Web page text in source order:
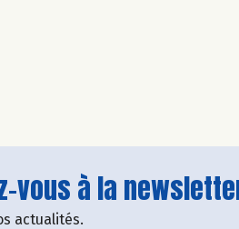
vous à la
actualités.